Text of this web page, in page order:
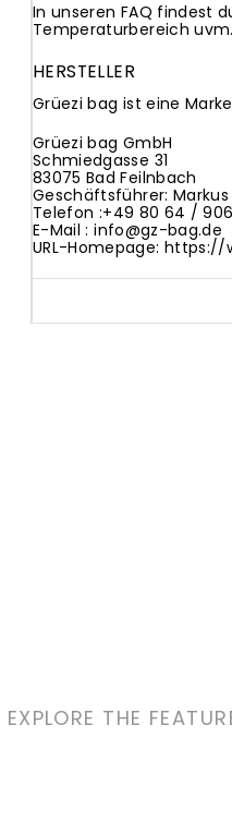
Inunseren FAQ findest
Temperaturbereich uvm.
HERSTELLER
Grüezi bag ist eine
Grüezi bag GmbH
Schmiedgasse 31
83075 Bad Feilnbach
Geschäftsführer:
Telefon :+49 80 64 /
E-Mail :info@gz-bag.de
URL-Homepage: https://
EXPLORE THE